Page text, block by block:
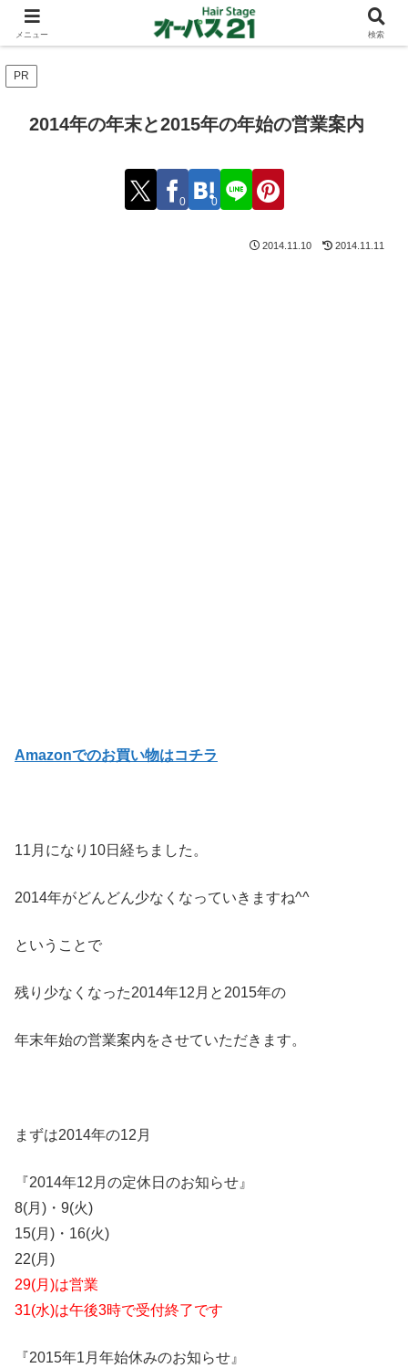
ショートカットとボブスタイルのお客様が多い東大阪のヘアーサロン 店長の与
太話
PR
2014年の年末と2015年の年始の営業案内
0 0
2014.11.10 2014.11.11
Amazonでのお買い物はコチラ
11月になり10日経ちました。
2014年がどんどん少なくなっていきますね^^
ということで
残り少なくなった2014年12月と2015年の
年末年始の営業案内をさせていただきます。
まずは2014年の12月
『2014年12月の定休日のお知らせ』
8(月)・9(火)
15(月)・16(火)
22(月)
29(月)は営業
31(水)は午後3時で受付終了です
『2015年1月年始休みのお知らせ』
メニュー 検索